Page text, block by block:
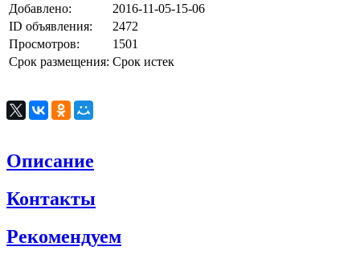
Добавлено:
2016-11-05-15-06
ID объявления:
2472
Просмотров:
1501
Срок размещения: Срок истек
Описание
Контакты
Рекомендуем